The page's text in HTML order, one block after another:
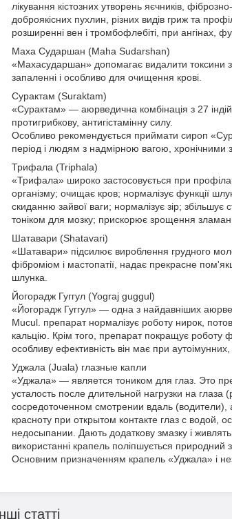
лікування кістозних утворень яєчників,
доброякісних пухлин, різних видів гриж та
розширенні вен і тромбофлебіті, при ангінах,
Маха Сударшан (Maha Sudarshan)
«Махасударшан» допомагає видалити токсини з
запаленні і особливо для очищення крові.
Сурактам (Suraktam)
«Сурактам» — аюрведична комбінація з 27
протигрибкову, антигістамінну силу.
Особливо рекомендується приймати сироп
період і людям з надмірною вагою, хронічними
Трифала (Triphala)
«Трифала» широко застосовується при
організму; очищає кров; нормалізує функції
скиданню зайвої ваги; нормалізує зір;
тоніком для мозку; прискорює зрощення
Шатавари (Shatavari)
«Шатавари» підсилює вироблення грудного
фіброміом і мастопатії, надає прекрасне
шлунка.
Йогорадж Гуггул (Yograj guggul)
«Йогорадж Гуггул» — одна з найдавніших
Mucul. препарат нормалізує роботу нирок,
кальцію. Крім того, препарат покращує роботу
особливу ефективність він має при
Уджала (Juala) глазные капли
«Уджала» — является тоником для глаз. Это
усталость после длительной нагрузки на
сосредоточенном смотрении вдаль
красноту при открытом контакте глаз с водой,
недосыпании. Дають додаткову змазку і
використанні крапель поліпшується природний
Основним призначенням крапель «Уджала» і
статті